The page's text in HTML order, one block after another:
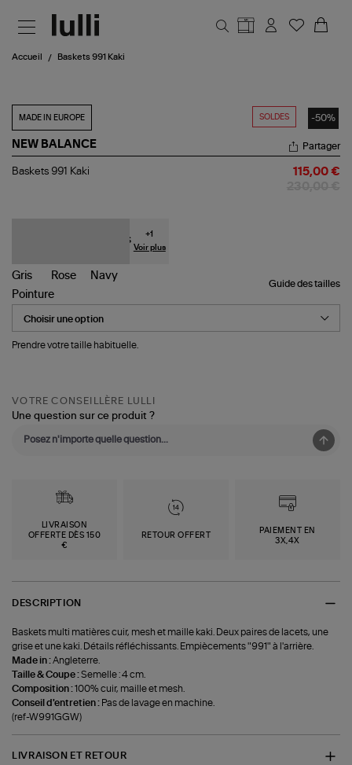
Accueil Baskets 991 Kaki
SOLDES -50%
MADE IN EUROPE
NEW BALANCE
Baskets
Partager
Baskets 991 Kaki 115,00 €
+1
Voir plus
Guide des tailles
Pointure
Prendre votre taille habituelle.
VOTRE CONSEILLÈRE LULLI
Une question sur ce produit ?
LIVRAISON
OFFERTE DÈS 150
€
RETOUR OFFERT
PAIEMENT EN
3X,4X
DESCRIPTION
Baskets multi matières cuir, mesh et maille kaki. Deux paires de lacets, une
grise et une kaki. Détails réfléchissants. Empiècements "991" à l'arrière.
Made in :Angleterre.
Taille & Coupe :Semelle : 4 cm.
Composition :100% cuir, maille et mesh.
Conseil d'entretien : Pas de lavage en machine.
(ref-W991GGW)
LIVRAISON ET RETOUR